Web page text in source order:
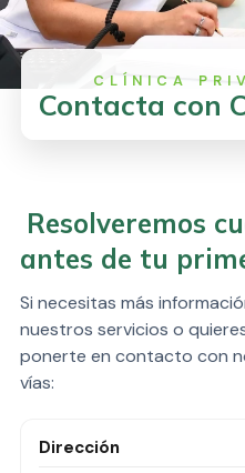
Contacta con
Resolveremos
antes de tu
Si necesitas más
nuestros servicios o
ponerte en contacto con
vías:
Dirección